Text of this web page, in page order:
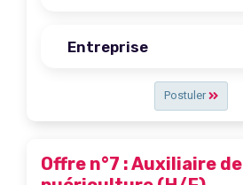
Postuler
Entreprise
Offre n°7 : Auxiliaire de